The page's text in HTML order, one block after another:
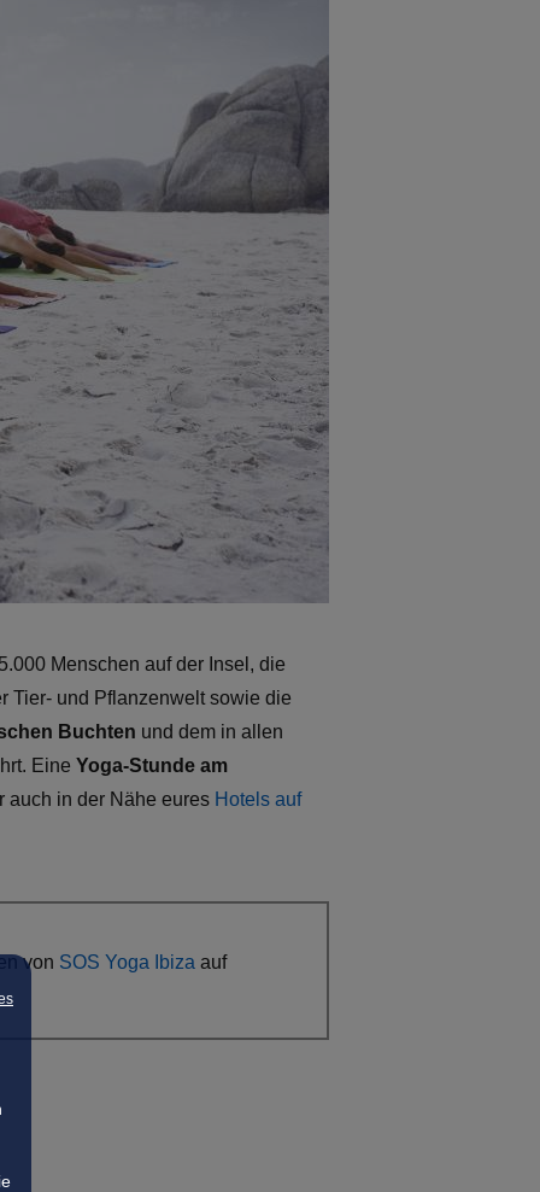
Menschen auf der Insel, die
Tier- und Pflanzenwelt sowie die
Buchten und dem in allen
Eine Yoga-Stunde am
auch in der Nähe eures Hotels auf
von SOS Yoga Ibiza auf